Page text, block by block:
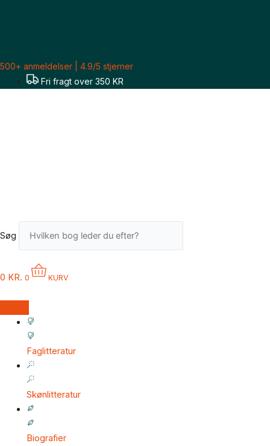
500+ anmeldelser | 4.9/5 stjerner
Fri fragt over 350 KR
Søg
0 KR. 0 KURV
Faglitteratur
Skønlitteratur
Biografier